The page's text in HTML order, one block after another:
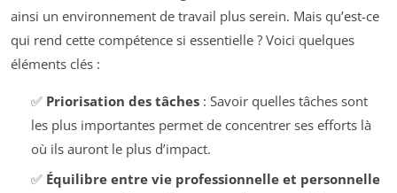
ainsi un environnement de travail plus serein. Mais qu’est-ce
qui rend cette compétence si essentielle ? Voici quelques
éléments clés :
✅ Priorisation des tâches: Savoir quelles tâches sont
les plus importantes permet de concentrer ses efforts là
où ils auront le plus d’impact.
✅ Équilibre entre vie professionnelle et personnelle